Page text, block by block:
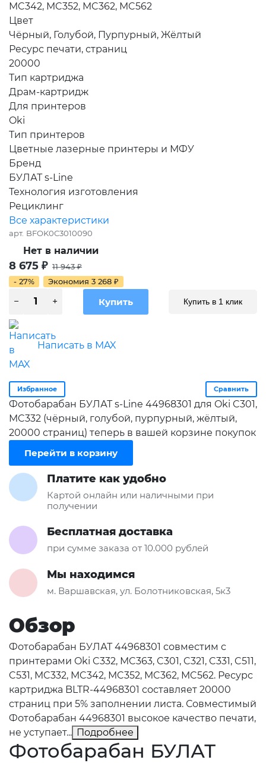
MC342, MC352, MC362, MC562
Цвет
Чёрный, Голубой, Пурпурный, Жёлтый
Ресурс печати, страниц
20000
Тип картриджа
Драм-картридж
Для принтеров
Oki
Тип принтеров
Цветные лазерные принтеры и МФУ
Бренд
БУЛАТ s-Line
Технология изготовления
Рециклинг
Все характеристики
арт. BFOK0C3010090
Нет в наличии
8 675 ₽ 11 943₽
- 27%
Экономия 3 268 ₽
Купить в 1 клик
Написать в MAX
Избранное Сравнить
Фотобарабан БУЛАТ s-Line 44968301 для Oki C301,
MC332 (чёрный, голубой, пурпурный, жёлтый,
20000 страниц) теперь в вашей корзине покупок
Перейти в корзину
Платите как удобно
Картой онлайн или наличными при
получении
Бесплатная доставка
при сумме заказа от 10.000 рублей
Мы находимся
м. Варшавская, ул. Болотниковская, 5к3
Обзор
Фотобарабан БУЛАТ 44968301 совместим с
принтерами Oki C332, MC363, C301, C321, C331, C511,
C531, MC332, MC342, MC352, MC362, MC562. Ресурс
картриджа BLTR-44968301 составляет 20000
страниц при 5% заполнении листа. Совместимый
Фотобарабан 44968301 высокое качество печати,
не уступает... Подробнее
Фотобарабан БУЛАТ